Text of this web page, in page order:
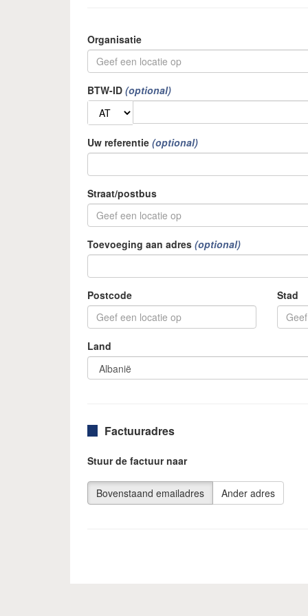
Organisatie
BTW-ID
Uw referentie
Straat/postbus
Toevoeging aan adres
Postcode Stad
Land
Factuuradres
Stuur de factuur naar
Bovenstaand emailadres Ander adres